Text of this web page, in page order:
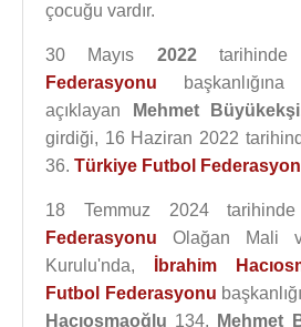
çocuğu vardır.
30 Mayıs 2022tarihinde
Federasyonu
açıklayan
Mehmet Büyükekşi
girdiği, 16 Haziran 2022
36. Türkiye Futbol
18 Temmuz 2024
Federasyonu Olağan Mali
Kurulu'nda,
İbrahim
Futbol Federasyonu
Hacıosmaoğlu 134, Mehmet